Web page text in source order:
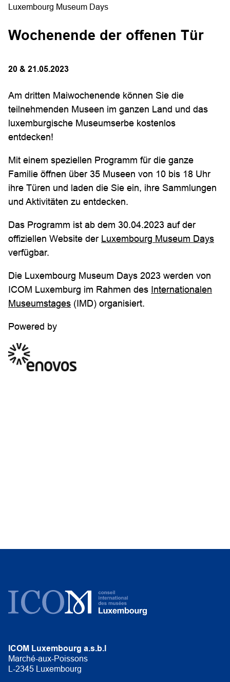
Luxembourg Museum Days
Wochenende der offenen Tür
20 & 21.05.2023
Am dritten Maiwochenende können Sie die
teilnehmenden Museen im ganzen Land und das
luxemburgische Museumserbe kostenlos
entdecken!
Mit einem speziellen Programm für die ganze
Familie öffnen über 35 Museen von 10 bis 18 Uhr
ihre Türen und laden die Sie ein, ihre Sammlungen
und Aktivitäten zu entdecken.
Das Programm ist ab dem 30.04.2023 auf der
offiziellen Website der Luxembourg Museum Days
verfügbar.
Die Luxembourg Museum Days 2023 werden von
ICOM Luxemburg im Rahmen des Internationalen
Museumstages (IMD) organisiert.
Powered by
ICOM Luxembourg a.s.b.l
Marché-aux-Poissons
L-2345 Luxembourg